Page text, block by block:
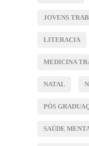
JOVENS
LITERACIA
MEDICINA
NATAL
PÓS
SAÚDE